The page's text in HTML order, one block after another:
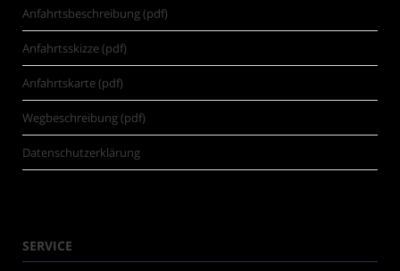
Anfahrtsbeschreibung (pdf)
Anfahrtsskizze (pdf)
Anfahrtskarte (pdf)
Wegbeschreibung (pdf)
Datenschutzerklärung
SERVICE